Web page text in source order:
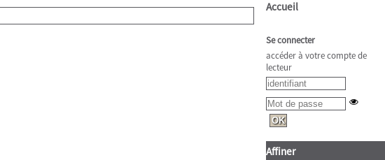
Accueil
Se connecter
accéder à votre compte de
lecteur
Affiner